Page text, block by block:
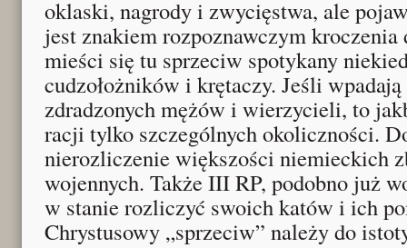
oklaski, nagrody i zwycięstwa, ale
jest znakiem rozpoznawczym kroczenia
mieści się tu sprzeciw spotykany
cudzołożników i krętaczy. Jeśli
zdradzonych mężów i wierzycieli, to
racji tylko szczególnych okoliczności.
nierozliczenie większości niemieckich
wojennych. Także III RP, podobno już
w stanie rozliczyć swoich katów i ich
Chrystusowy „sprzeciw” należy do